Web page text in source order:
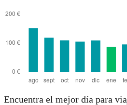
Encuentra el mejor día para